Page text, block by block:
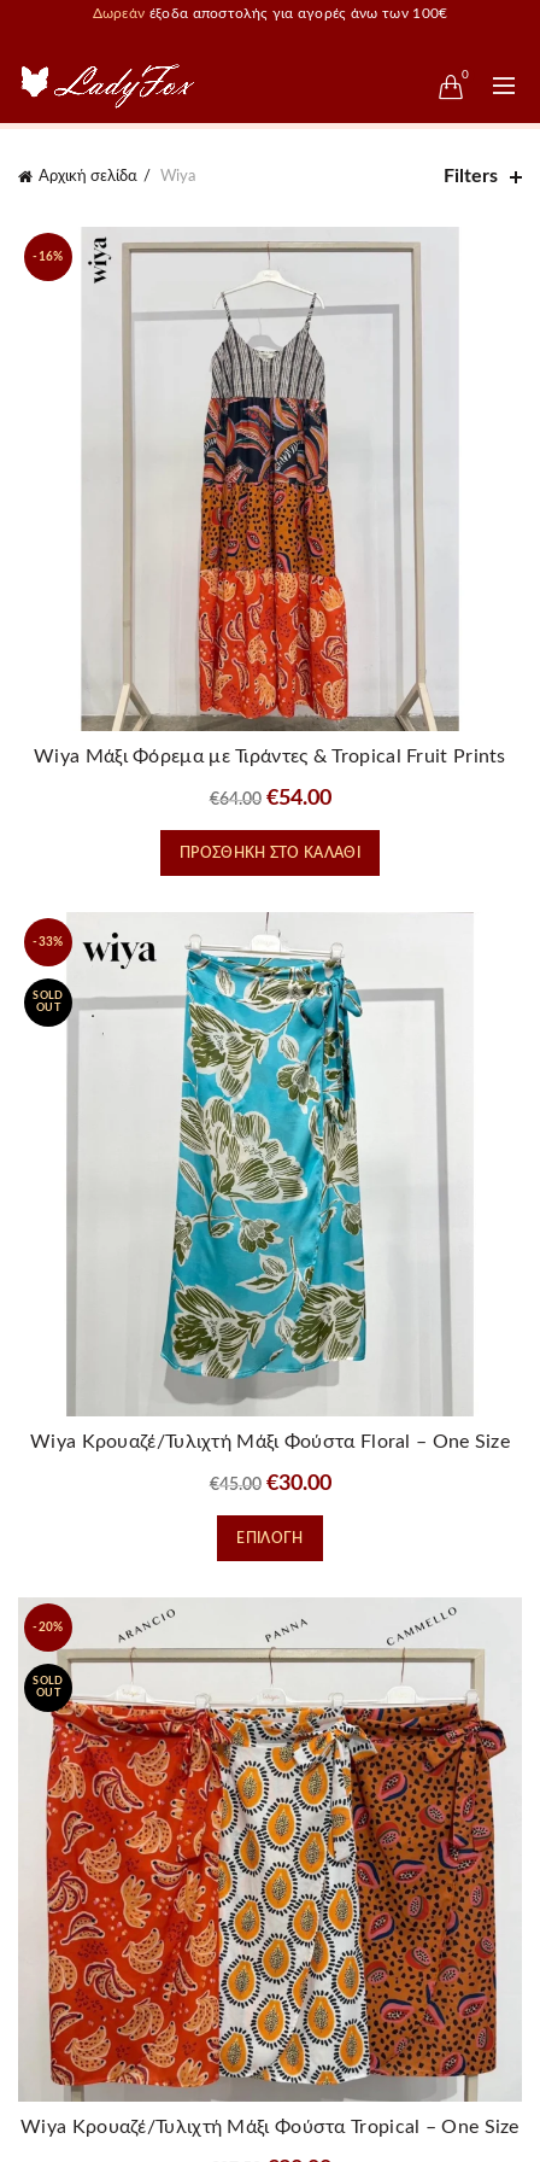
Δωρεάν έξοδα αποστολής για αγορές άνω των 100€
0
Αρχική σελίδα Wiya Filters
-16%
Wiya Μάξι Φόρεμα με Τιράντες & Tropical Fruit Prints
€64.00 Original
price
was:
€54.00Η
τρέχουσα
τιμή
€54.00.
ΠΡΟΣΘΉΚΗ ΣΤΟ ΚΑΛΆΘΙ
-33%
SOLD
OUT
Wiya Κρουαζέ/Τυλιχτή Μάξι Φούστα Floral – One Size
€45.00 Original
price
was:
€30.00Η
€30.00.
ΕΠΙΛΟΓΉ
πολλαπλές
παραλλαγές.
επιλογές
μπορούν
να
επιλεγούν
στη
σελίδα
του
προϊόντος
-20%
SOLD
OUT
Wiya Κρουαζέ/Τυλιχτή Μάξι Φούστα Tropical – One Size